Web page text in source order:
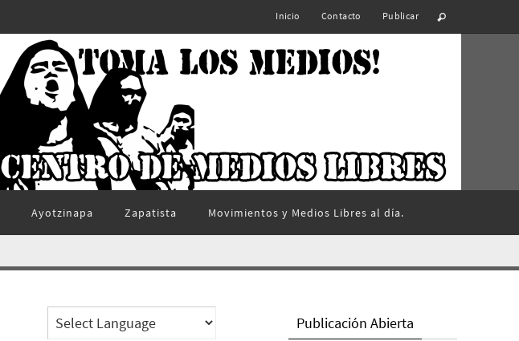
Inicio Contacto Publicar
Ayotzinapa Zapatista Movimientos y Medios Libres al día.
Publicación Abierta